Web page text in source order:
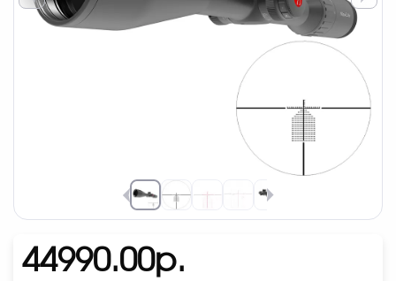
44990.00р.